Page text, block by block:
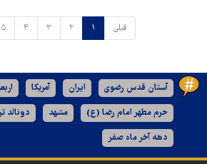
قبلی ۱ ۲ ۳ ۴ ۵
آستان قدس رضوی ایران آمریکا
حرم مطهر امام رضا (ع) مشهد دونالد
دهه آخر ماه صفر